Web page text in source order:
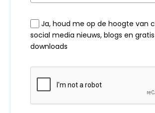
Ja, houd me op de hoogte van
social media nieuws, blogs en gratis
downloads